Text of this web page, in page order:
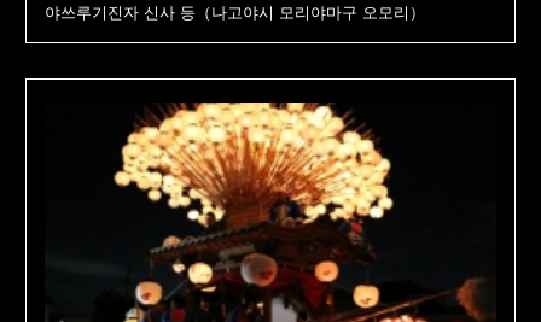
야쓰루기진자 신사 등（나고야시 모리야마구 오모리）